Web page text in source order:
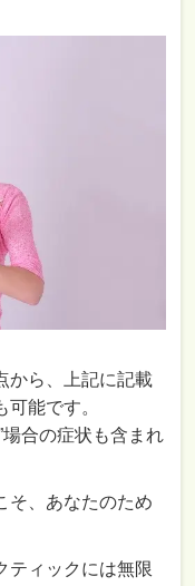
から、上記に記載
能です。
場合の症状も含まれ
そ、あなたのため
ティックには無限